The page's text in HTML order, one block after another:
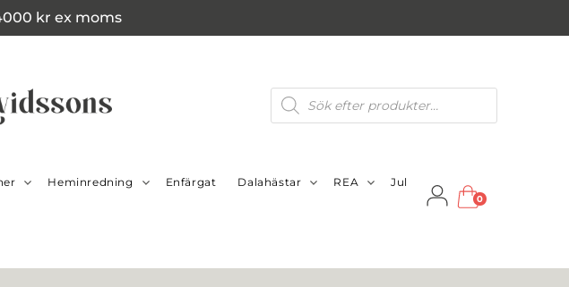
kr ex moms
Produktsökning
Heminredning Enfärgat Dalahästar REA Jul
0